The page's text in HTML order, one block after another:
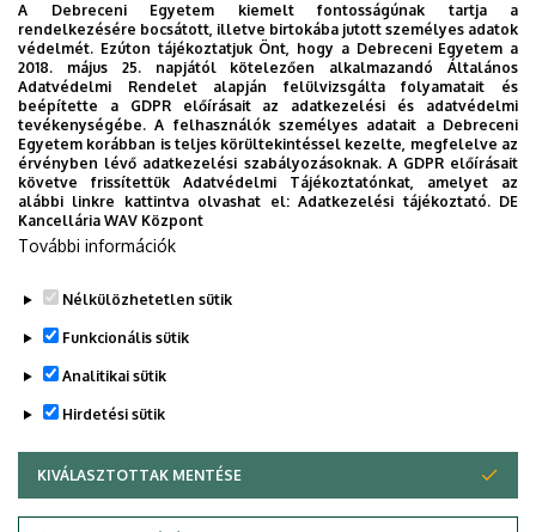
2026. augusztus 7.
Univerzum: A Debreceni Egyetem
titkos receptjei
KUTATÁS TUDOMÁNY
A Debreceni Egyetem kiemelt fontosságúnak tartja a
rendelkezésére bocsátott, illetve birtokába jutott személyes adatok
védelmét. Ezúton tájékoztatjuk Önt, hogy a Debreceni Egyetem a
2018. május 25. napjától kötelezően alkalmazandó Általános
Adatvédelmi Rendelet alapján felülvizsgálta folyamatait és
beépítette a GDPR előírásait az adatkezelési és adatvédelmi
tevékenységébe. A felhasználók személyes adatait a Debreceni
Egyetem korábban is teljes körültekintéssel kezelte, megfelelve az
érvényben lévő adatkezelési szabályozásoknak. A GDPR előírásait
követve frissítettük Adatvédelmi Tájékoztatónkat, amelyet az
alábbi linkre kattintva olvashat el:Adatkezelési tájékoztató. DE
Kancellária WAV Központ
További információk
Nélkülözhetetlen sütik
Funkcionális sütik
Analitikai sütik
Hirdetési sütik
KIVÁLASZTOTTAK MENTÉSE
WITHDRAW CONSENT